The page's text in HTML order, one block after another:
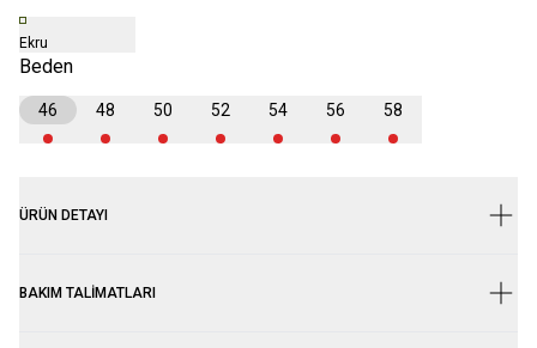
Ekru
Beden
46 48 50 52 54 56 58
ÜRÜN DETAYI
BAKIM TALIMATLARI